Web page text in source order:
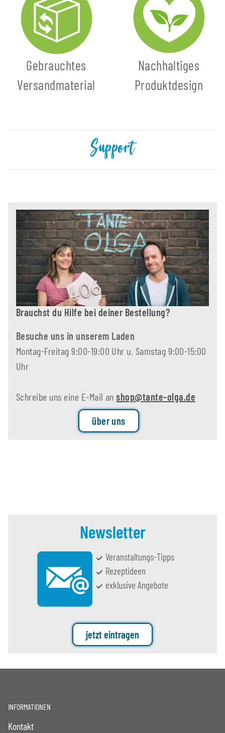
Gebrauchtes
Versandmaterial
Nachhaltiges
Produktdesign
Support
Brauchst du Hilfe bei deiner Bestellung?
Besuche uns in unserem Laden
Montag-Freitag 9:00-19:00 Uhr u. Samstag 9:00-15:00
Uhr
Schreibe uns eine E-Mail anshop@tante-olga.de
über uns
Newsletter
Veranstaltungs-Tipps
Rezeptideen
exklusive Angebote
jetzt eintragen
INFORMATIONEN
Kontakt